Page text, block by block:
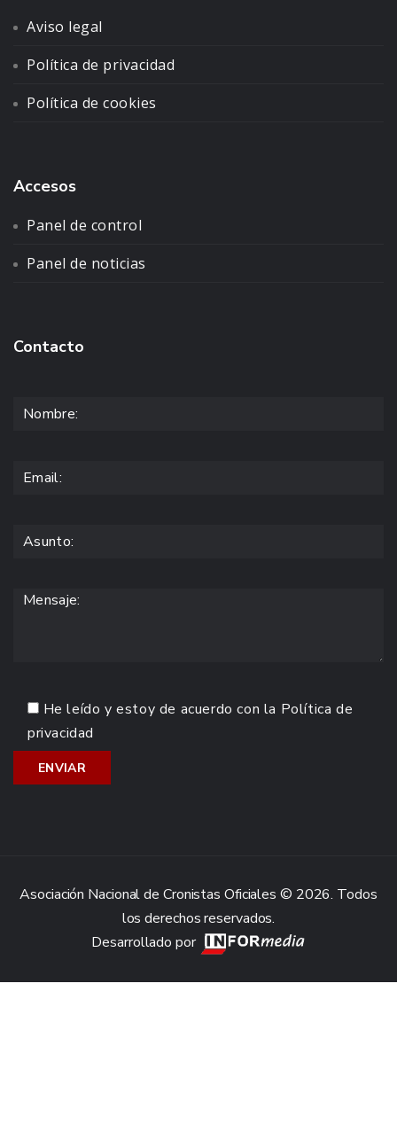
Aviso legal
Política de privacidad
Política de cookies
Accesos
Panel de control
Panel de noticias
Contacto
He leído y estoy de acuerdo con la Política de
privacidad
Asociación Nacional de Cronistas Oficiales © 2026. Todos
los derechos reservados.
Desarrollado por